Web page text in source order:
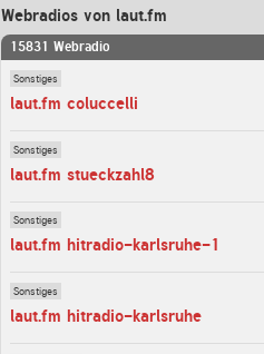
Webradios von laut.fm
15831 Webradio
Sonstiges
laut.fm coluccelli
Sonstiges
laut.fm stueckzahl8
Sonstiges
laut.fm hitradio-karlsruhe-1
Sonstiges
laut.fm hitradio-karlsruhe